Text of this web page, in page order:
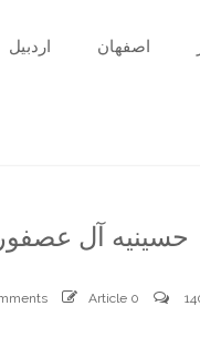
اردبیل اصفهان
حسینیه آل عصفور
0 comments
Article